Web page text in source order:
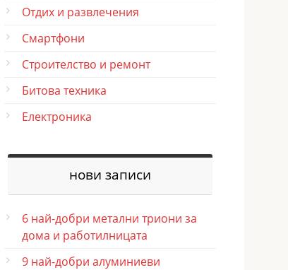
Отдих и развлечения
Смартфони
Строителство и ремонт
Битова техника
Електроника
нови записи
6 най-добри метални триони за
дома и работилницата
9 най-добри алуминиеви